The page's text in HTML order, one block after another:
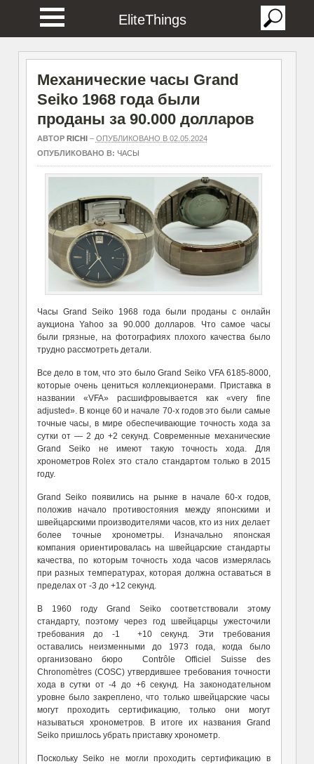
EliteThings
Механические часы Grand
Seiko 1968 года были
проданы за 90.000 долларов
АВТОР RICHI– ОПУБЛИКОВАНО В 02.05.2024
ОПУБЛИКОВАНО В: ЧАСЫ
Часы Grand Seiko 1968 года были проданы с онлайн
аукциона Yahoo за 90.000 долларов. Что самое часы
были грязные, на фотографиях плохого качества было
трудно рассмотреть детали.
Все дело в том, что это было Grand Seiko VFA 6185-8000,
которые очень цениться коллекционерами. Приставка в
названии «VFA» расшифровывается как «very fine
adjusted». В конце 60 и начале 70-х годов это были самые
точные часы, в мире обеспечивающие точность хода за
сутки от — 2 до +2 секунд. Современные механические
Grand Seiko не имеют такую точность хода. Для
хронометров Rolex это стало стандартом только в 2015
году.
Grand Seiko появились на рынке в начале 60-х годов,
положив начало противостояния между японскими и
швейцарскими производителями часов, кто из них делает
более точные хронометры. Изначально японская
компания ориентировалась на швейцарские стандарты
качества, по которым точность хода часов измерялась
при разных температурах, которая должна оставаться в
пределах от -3 до +12 секунд.
В 1960 году Grand Seiko соответствовали этому
стандарту, поэтому через год швейцарцы ужесточили
требования до -1 +10 секунд. Эти требования
оставались неизменными до 1973 года, когда было
организовано бюро Contrôle Officiel Suisse des
Chronomètres (COSC) утвердившее требования точности
хода в сутки от -4 до +6 секунд. На законодательном
уровне было закреплено, что только швейцарские часы
могут проходить сертификацию, только они могут
называться хронометров. В итоге их названия Grand
Seiko пришлось убрать приставку хронометр.
Поскольку Seiko не могли проходить сертификацию в